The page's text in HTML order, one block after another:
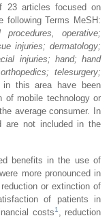
articles focused on
following Terms MeSH:
operative;
injuries; dermatology;
injuries; hand; hand
telesurgery;
in this area have been
of mobile technology or
average consumer. In
are not included in the
benefits in the use of
more pronounced in
, reduction or extinction of
of patients in
costs1
, reduction